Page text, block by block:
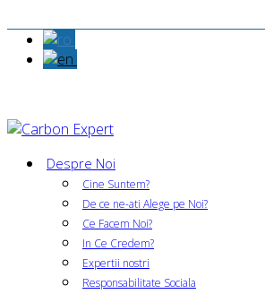
Despre Noi
Cine Suntem?
De ce ne-ati Alege pe Noi?
Ce Facem Noi?
In Ce Credem?
Expertii nostri
Responsabilitate Sociala